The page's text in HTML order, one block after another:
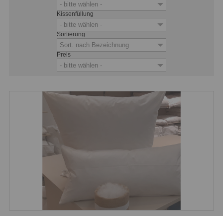
- bitte wählen -
Kissenfüllung
- bitte wählen -
Sortierung
Sort. nach Bezeichnung
Preis
- bitte wählen -